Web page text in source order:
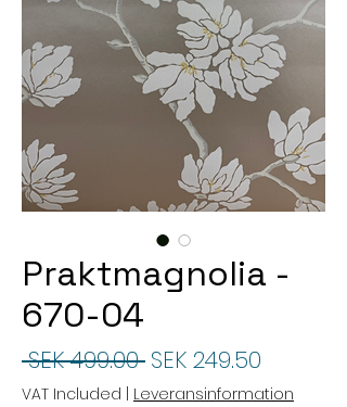
Praktmagnolia -
670-04
SEK 499.00 Regular
Price
SEK 249.50
Price
VAT Included | Leveransinformation